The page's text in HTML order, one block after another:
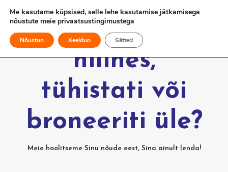
Kas Sinu lend
hilines,
tühistati või
broneeriti üle?
Meie hoolitseme Sinu nõude eest, Sina ainult lenda!
Me kasutame küpsised, selle lehe kasutamise jätkamisega
nõustute meie privaatsustingimustega
Nõustun Keeldun Sätted